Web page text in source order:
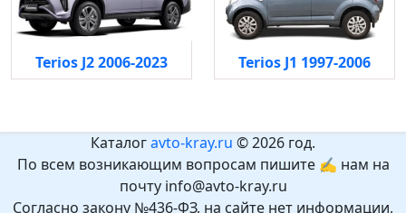
Terios J2 2006-2023 Terios J1 1997-2006
Каталогavto-kray.ru © 2026 год.
По всем возникающим вопросам пишите ✍ нам на
почту info@avto-kray.ru
Согласно закону №436-ФЗ, на сайте нет информации,